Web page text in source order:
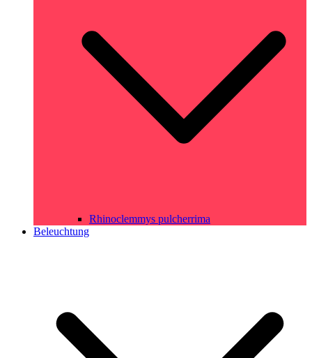
Rhinoclemmys pulcherrima
Beleuchtung